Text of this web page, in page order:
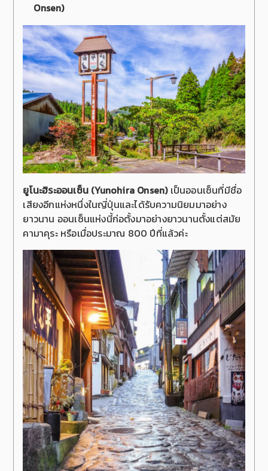
Onsen)
ยูโนะฮิระออนเซ็น (Yunohira Onsen) เป็นออนเซ็นที่มีชื่อ
เสียงอีกแห่งหนึ่งในญี่ปุ่นและได้รับความนิยมมาอย่าง
ยาวนาน ออนเซ็นแห่งนี้ก่อตั้งมาอย่างยาวนานตั้งแต่สมัย
คามาคุระ หรือเมื่อประมาณ 800 ปีที่แล้วค่ะ